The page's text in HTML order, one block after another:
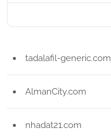
tadalafil-generic.com
AlmanCity.com
nhadat21.com